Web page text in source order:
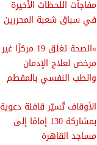
مفاجآت اللحظات الأخيرة
في سباق شعبة المحررين
»الصحة تغلق 19 مركزًا غير
مرخص لعلاج الإدمان
والطب النفسي بالمقطم
الأوقاف تُسيّر قافلة دعوية
بمشاركة 130 إمامًا إلى
مساجد القاهرة